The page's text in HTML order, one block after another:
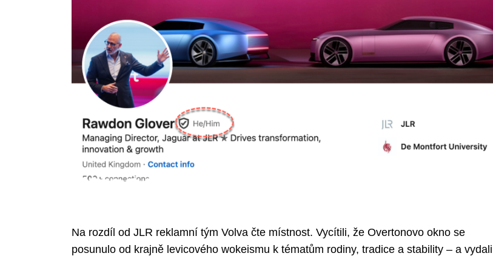
Na rozdíl od JLR reklamní tým Volva čte místnost. Vycítili, že Overtonovo okno se
posunulo od krajně levicového wokeismu k tématům rodiny, tradice a stability – a vydali